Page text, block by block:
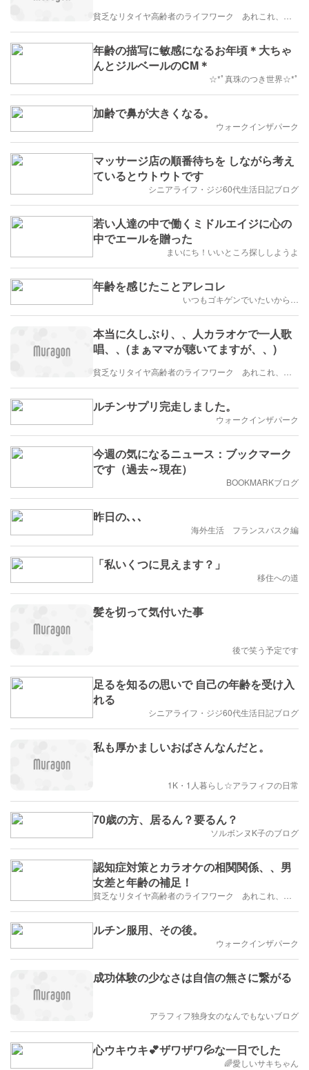
年齢の描写に敏感になるお年頃＊大ちゃ
んとジルベールのCM＊
☆*ﾟ真珠のつき世界☆*ﾟ
加齢で鼻が大きくなる。
ウォークインザパーク
マッサージ店の順番待ちを しながら考え
ているとウトウトです
シニアライフ・ジジ60代生活日記ブログ
若い人達の中で働くミドルエイジに心の
中でエールを贈った
まいにち！いいところ探ししようよ
年齢を感じたことアレコレ
いつもゴキゲンでいたいから…
本当に久しぶり、、人カラオケで一人歌
唱、、(まぁママが聴いてますが、、)
ルチンサプリ完走しました。
ウォークインザパーク
今週の気になるニュース：ブックマーク
です（過去～現在）
BOOKMARKブログ
昨日の､､､
海外生活 フランスバスク編
「私いくつに見えます？」
移住への道
髪を切って気付いた事
後で笑う予定です
足るを知るの思いで 自己の年齢を受け入
れる
シニアライフ・ジジ60代生活日記ブログ
私も厚かましいおばさんなんだと。
1K・1人暮らし☆アラフィフの日常
70歳の方、居るん？要るん？
ソルボンヌK子のブログ
認知症対策とカラオケの相関関係、、男
女差と年齢の補足！
ルチン服用、その後。
ウォークインザパーク
成功体験の少なさは自信の無さに繋がる
アラフィフ独身女のなんでもないブログ
心ウキウキ💕ザワザワ💦な一日でした
🌈愛しいサキちゃん